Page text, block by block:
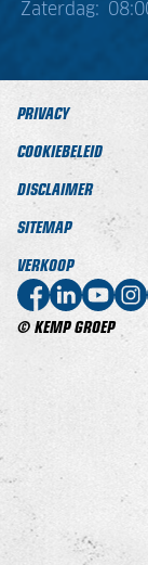
Zaterdag:
© KEMP GROEP
PRIVACY
COOKIEBELEID
DISCLAIMER
SITEMAP
VERKOOP